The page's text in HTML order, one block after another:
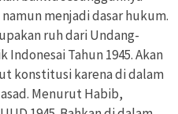
menjadi dasar hukum.
ruh dari Undang-
Indonesai Tahun 1945. Akan
konstitusi karena di dalam
Menurut Habib,